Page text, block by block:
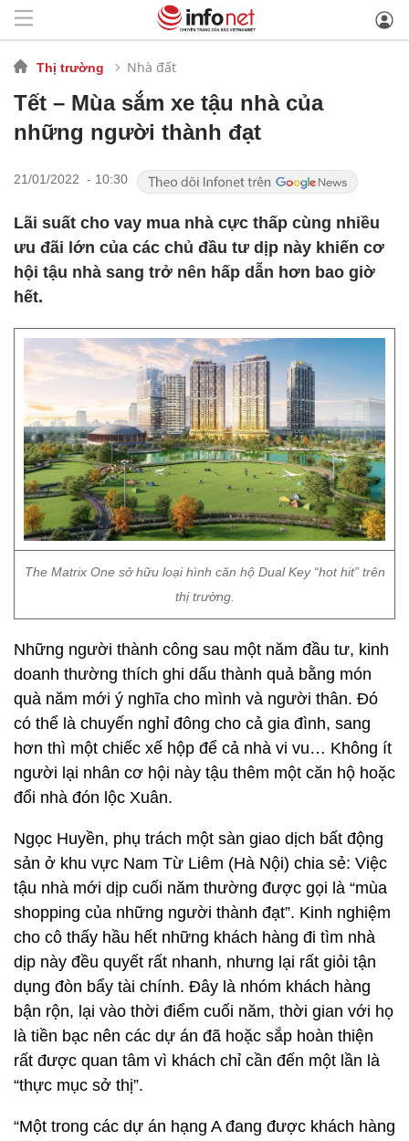
Thị trường Nhà đất
Tết – Mùa sắm xe tậu nhà của
những người thành đạt
21/01/2022 - 10:30
Lãi suất cho vay mua nhà cực thấp cùng nhiều
ưu đãi lớn của các chủ đầu tư dịp này khiến cơ
hội tậu nhà sang trở nên hấp dẫn hơn bao giờ
hết.
The Matrix One sở hữu loại hình căn hộ Dual Key “hot hit” trên
thị trường.
Những người thành công sau một năm đầu tư, kinh
doanh thường thích ghi dấu thành quả bằng món
quà năm mới ý nghĩa cho mình và người thân. Đó
có thể là chuyến nghỉ đông cho cả gia đình, sang
hơn thì một chiếc xế hộp để cả nhà vi vu… Không ít
người lại nhân cơ hội này tậu thêm một căn hộ hoặc
đổi nhà đón lộc Xuân.
Ngọc Huyền, phụ trách một sàn giao dịch bất động
sản ở khu vực Nam Từ Liêm (Hà Nội) chia sẻ: Việc
tậu nhà mới dịp cuối năm thường được gọi là “mùa
shopping của những người thành đạt”. Kinh nghiệm
cho cô thấy hầu hết những khách hàng đi tìm nhà
dịp này đều quyết rất nhanh, nhưng lại rất giỏi tận
dụng đòn bẩy tài chính. Đây là nhóm khách hàng
bận rộn, lại vào thời điểm cuối năm, thời gian với họ
là tiền bạc nên các dự án đã hoặc sắp hoàn thiện
rất được quan tâm vì khách chỉ cần đến một lần là
“thực mục sở thị”.
“Một trong các dự án hạng A đang được khách hàng